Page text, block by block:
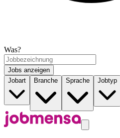
Was?
Jobs anzeigen
Jobart
Branche Sprache Jobtyp